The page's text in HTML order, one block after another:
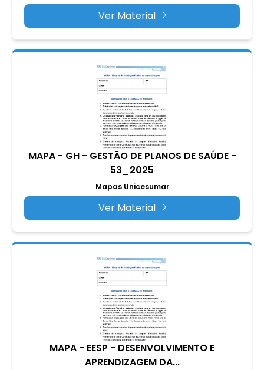
Ver Material
MAPA - GH - GESTÃO DE PLANOS DE SAÚDE -
53_2025
Mapas Unicesumar
Ver Material
MAPA - EESP - DESENVOLVIMENTO E
APRENDIZAGEM DA...